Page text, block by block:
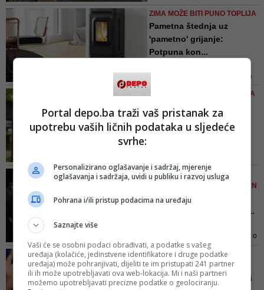
prisluškivanje i čitanje poruka
ZIMA MOŽE BITI PUNO TOPLIJA
Pametna štednja uz
'pametno' grijanje:
Potpuna kon...
sistem grijanja želite koristiti ove
najbitnija faktora kod istog, a
ThermoFLUX kotlovi i kamini na
pelet Vam pružaju oboje
IPOSLOVNICE OD OVOG LJETA
poslovnica Raiffeisen
banke: Nem...
trendovima... Otvaranje tekućeg
računa i aktiviranje Mobilnog
I STRANAC, AKO DOPUTUJE,
MOŽE BITI UHAPŠEN I OSUĐEN
Kina je trajna prijetnja:
Zbog čega je novi brutal...
svijetu se neprekidno raspravlja o
tome da dolazi vrijeme kineske
globalne dominacije. Takve se
teze argumentiraju snažnim
kineskim ekonomskim i
OGRANIČAVA SE PRODAJA
ČIPOVA
Kritičan udarac kompaniji
Portal depo.ba traži vaš pristanak za
upotrebu vaših ličnih podataka u sljedeće
svrhe:
Personalizirano oglašavanje i sadržaj, mjerenje
oglašavanja i sadržaja, uvidi u publiku i razvoj usluga
Pohrana i/ili pristup podacima na uređaju
Saznajte više
Vaši će se osobni podaci obrađivati, a podatke s vašeg
uređaja (kolačiće, jedinstvene identifikatore i druge podatke
uređaja) može pohranjivati, dijeliti te im pristupati 241 partner
ili ih može upotrebljavati ova web-lokacija. Mi i naši partneri
možemo upotrebljavati precizne podatke o geolociranju.